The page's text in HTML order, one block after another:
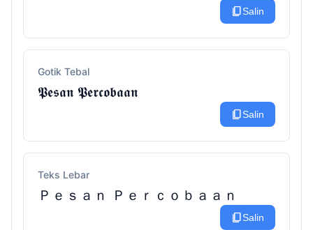
content_copySalin
Gotik Tebal
𝕻𝖊𝖘𝖆𝖓 𝕻𝖊𝖗𝖈𝖔𝖇𝖆𝖆𝖓
content_copySalin
Teks Lebar
Ｐｅｓａｎ Ｐｅｒｃｏｂａａｎ
content_copySalin